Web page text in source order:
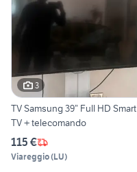
3
TV Samsung 39” Full HD Smart
TV + telecomando
115 €
Viareggio(LU)